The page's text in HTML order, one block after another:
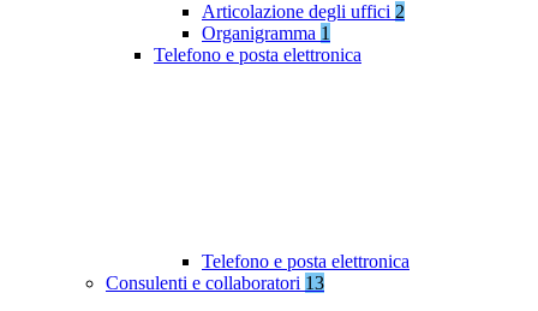
Articolazione degli uffici 2
Organigramma 1
Telefono e posta elettronica
Telefono e posta elettronica
Consulenti e collaboratori 13